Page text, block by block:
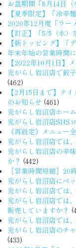
お盆期間「8月14日
【夏季限定】「冷辛
2020年12月度「ラー
【訂正】「5/5（水
【新トッピング】「
年末年始の営業時間
【2022年10月1日】
鬼がらし岩沼店で餃
(462)
【2月15日まで】テ
のお知らせ (461)
鬼がらし岩沼店ホー
鬼がらし岩沼店SNS
《再設定》メニュー
鬼がらし岩沼店では
鬼がらし岩沼店の辛
か？ (442)
［営業時間短縮］20
鬼がらし岩沼店にペ
鬼がらし岩沼店では
鬼がらし岩沼店では
販売していますか？
鬼がらし岩沼店では
鬼がらし岩沼店のチ
(433)